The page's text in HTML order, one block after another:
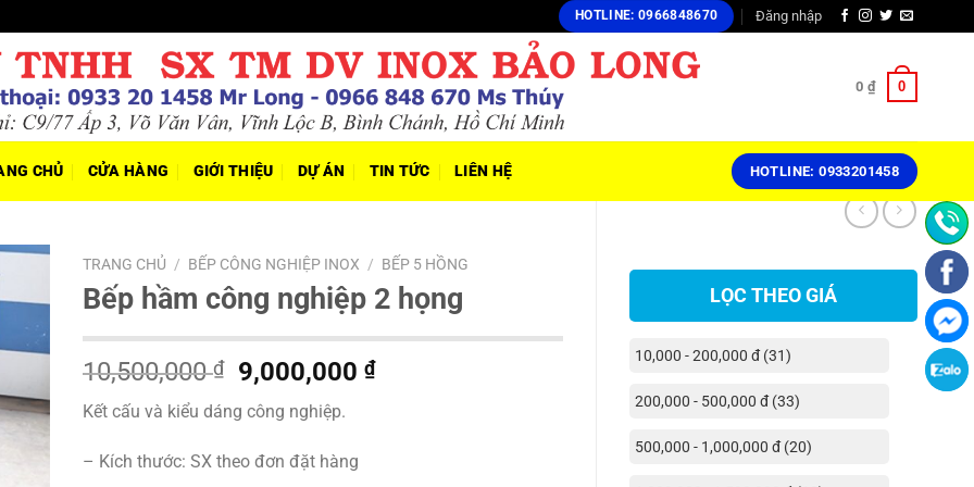
HOTLINE: 0966848670 Đăng nhập
0 ₫ 0
CHỦ CỬA HÀNG GIỚI THIỆU DỰ ÁN TIN TỨC LIÊN HỆ HOTLINE: 0933201458
LỌC THEO GIÁ
10,000 - 200,000 đ (31)
200,000 - 500,000 đ (33)
500,000 - 1,000,000 đ (20)
TRANG CHỦ / BẾP CÔNG NGHIỆP INOX / BẾP 5 HỒNG
Bếp hầm công nghiệp 2 họng
10,500,000₫
Giá
gốc
là:
10,500,000 ₫.
9,000,000₫Giá
Kết cấu và kiểu dáng công nghiệp.
– Kích thước: SX theo đơn đặt hàng